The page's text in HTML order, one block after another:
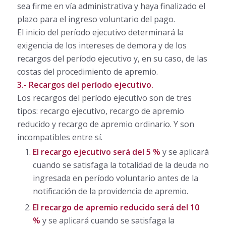
sea firme en vía administrativa y haya finalizado el
plazo para el ingreso voluntario del pago.
El inicio del período ejecutivo determinará la
exigencia de los intereses de demora y de los
recargos del período ejecutivo y, en su caso, de las
costas del procedimiento de apremio.
3.- Recargos del período ejecutivo.
Los recargos del período ejecutivo son de tres
tipos: recargo ejecutivo, recargo de apremio
reducido y recargo de apremio ordinario. Y son
incompatibles entre sí.
El recargo ejecutivo será del 5 % y se aplicará
cuando se satisfaga la totalidad de la deuda no
ingresada en período voluntario antes de la
notificación de la providencia de apremio.
El recargo de apremio reducido será del 10
% y se aplicará cuando se satisfaga la